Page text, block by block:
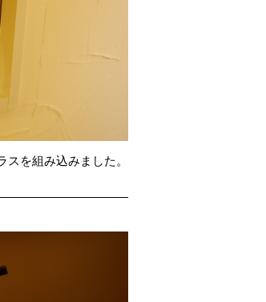
を組み込みました。